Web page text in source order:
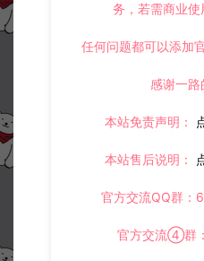
©版权免
若您需要商业运营或用于其他商业
务，若需商业使
任何问题都可以添加
感谢一路
本站免责声明：
本站售后说明：
官方交流QQ群：
官方交流④群